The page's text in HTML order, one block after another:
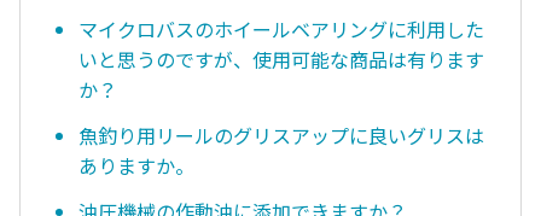
マイクロバスのホイールベアリングに利用した
いと思うのですが、使用可能な商品は有ります
か？
魚釣り用リールのグリスアップに良いグリスは
ありますか。